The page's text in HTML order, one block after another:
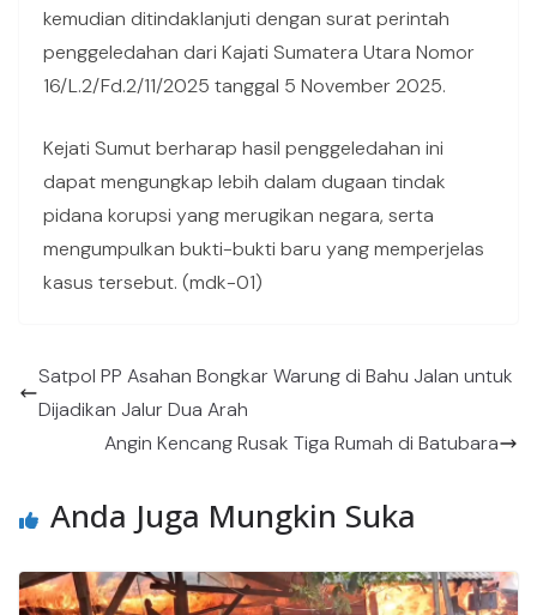
kemudian ditindaklanjuti dengan surat perintah
penggeledahan dari Kajati Sumatera Utara Nomor
16/L.2/Fd.2/11/2025 tanggal 5 November 2025.
Kejati Sumut berharap hasil penggeledahan ini
dapat mengungkap lebih dalam dugaan tindak
pidana korupsi yang merugikan negara, serta
mengumpulkan bukti-bukti baru yang memperjelas
kasus tersebut. (mdk-01)
Satpol PP Asahan Bongkar Warung di Bahu Jalan untuk
Dijadikan Jalur Dua Arah
Angin Kencang Rusak Tiga Rumah di Batubara
Anda Juga Mungkin Suka